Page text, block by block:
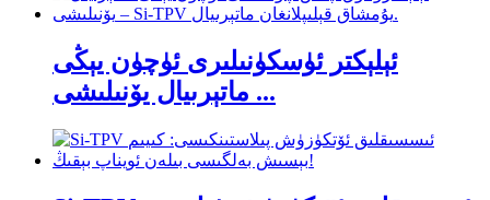
ئېلېكتر ئۈسكۈنىلىرى ئۈچۈن يېڭى
ماتېرىيال يۆنىلىشى ...